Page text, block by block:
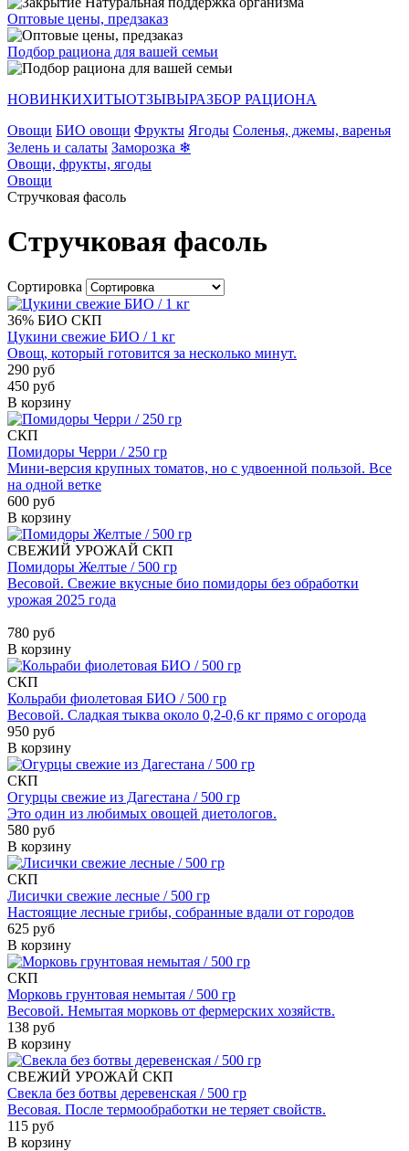
Оптовые цены, предзаказ
Подбор рациона для вашей семьи
НОВИНКИХИТЫОТЗЫВЫРАЗБОР РАЦИОНА
Овощи БИО овощи Фрукты Ягоды Соленья, джемы, варенья
Зелень и салаты Заморозка ❄
Овощи, фрукты, ягоды
Овощи
Стручковая фасоль
Стручковая фасоль
Сортировка
36% БИО СКП
Цукини свежие БИО / 1 кг
Овощ, который готовится за несколько минут.
290 руб
450 руб
В корзину
СКП
Помидоры Черри / 250 гр
Мини-версия крупных томатов, но с удвоенной пользой. Все
на одной ветке
600 руб
В корзину
СВЕЖИЙ УРОЖАЙ СКП
Помидоры Желтые / 500 гр
Весовой. Свежие вкусные био помидоры без обработки
урожая 2025 года
780 руб
В корзину
СКП
Кольраби фиолетовая БИО / 500 гр
Весовой. Сладкая тыква около 0,2-0,6 кг прямо с огорода
950 руб
В корзину
СКП
Огурцы свежие из Дагестана / 500 гр
Это один из любимых овощей диетологов.
580 руб
В корзину
СКП
Лисички свежие лесные / 500 гр
Настоящие лесные грибы, собранные вдали от городов
625 руб
В корзину
СКП
Морковь грунтовая немытая / 500 гр
Весовой. Немытая морковь от фермерских хозяйств.
138 руб
В корзину
СВЕЖИЙ УРОЖАЙ СКП
Свекла без ботвы деревенская / 500 гр
Весовая. После термообработки не теряет свойств.
115 руб
В корзину